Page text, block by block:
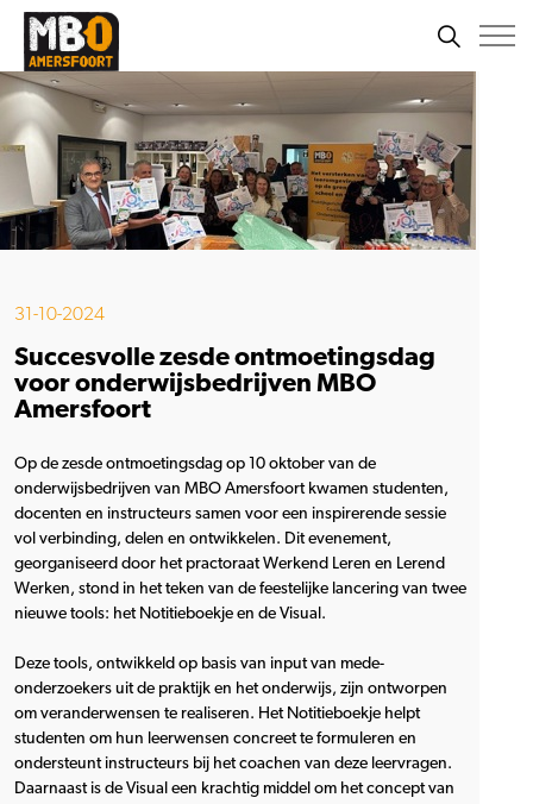
31-10-2024
Succesvolle zesde ontmoetingsdag
voor onderwijsbedrijven MBO
Amersfoort
Op de zesde ontmoetingsdag op 10 oktober van de
onderwijsbedrijven van MBO Amersfoort kwamen studenten,
docenten en instructeurs samen voor een inspirerende sessie
vol verbinding, delen en ontwikkelen. Dit evenement,
georganiseerd door het practoraat Werkend Leren en Lerend
Werken, stond in het teken van de feestelijke lancering van twee
nieuwe tools: het Notitieboekje en de Visual.
Deze tools, ontwikkeld op basis van input van mede-
onderzoekers uit de praktijk en het onderwijs, zijn ontworpen
om veranderwensen te realiseren. Het Notitieboekje helpt
studenten om hun leerwensen concreet te formuleren en
ondersteunt instructeurs bij het coachen van deze leervragen.
Daarnaast is de Visual een krachtig middel om het concept van